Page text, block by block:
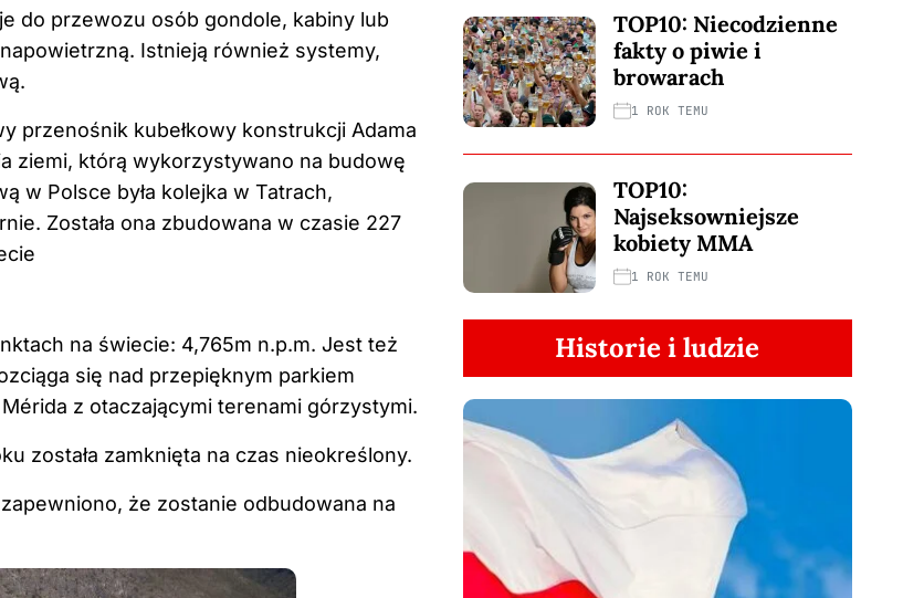
do przewozu osób gondole, kabiny lub
Istnieją również systemy,
przenośnik kubełkowy konstrukcji Adama
ziemi, którą wykorzystywano na budowę
w Polsce była kolejka w Tatrach,
Została ona zbudowana w czasie 227
na świecie: 4,765m n.p.m. Jest też
się nad przepięknym parkiem
z otaczającymi terenami górzystymi.
została zamknięta na czas nieokreślony.
że zostanie odbudowana na
TOP10: Niecodzienne
fakty o piwie i
browarach
1 ROK TEMU
TOP10:
Najseksowniejsze
kobiety MMA
1 ROK TEMU
Historie i ludzie